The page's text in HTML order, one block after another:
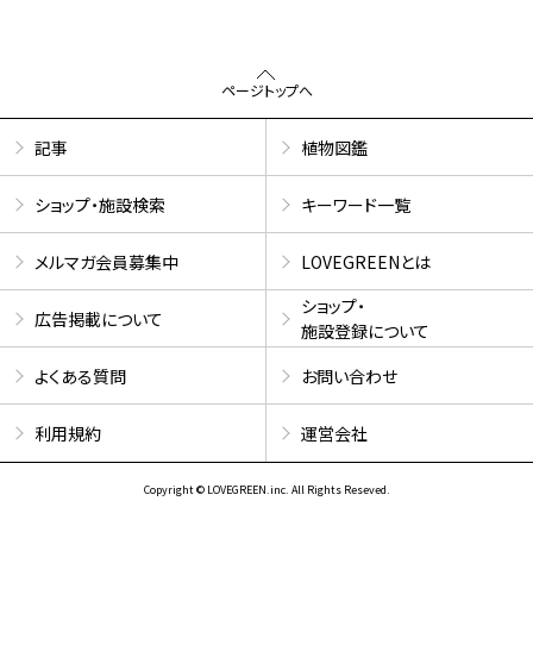
ページトップへ
記事 植物図鑑
ショップ・施設検索 キーワード一覧
メルマガ会員募集中 LOVEGREENとは
広告掲載について
ショップ・
施設登録について
よくある質問
お問い合わせ
利用規約 運営会社
Copyright © LOVEGREEN.inc. All Rights Reseved.